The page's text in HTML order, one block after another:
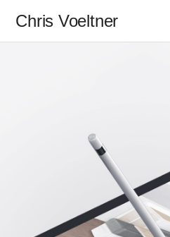
Chris Voeltner